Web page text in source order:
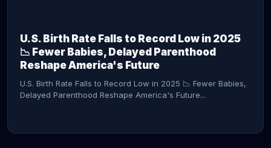
U.S. Birth Rate Falls to Record Low in 2025
📉 Fewer Babies, Delayed Parenthood
Reshape America's Future
U.S. Birth Rate Falls to Record Low in 2025 📉 Fewer Babies,
Delayed Parenthood Reshape America's Future...